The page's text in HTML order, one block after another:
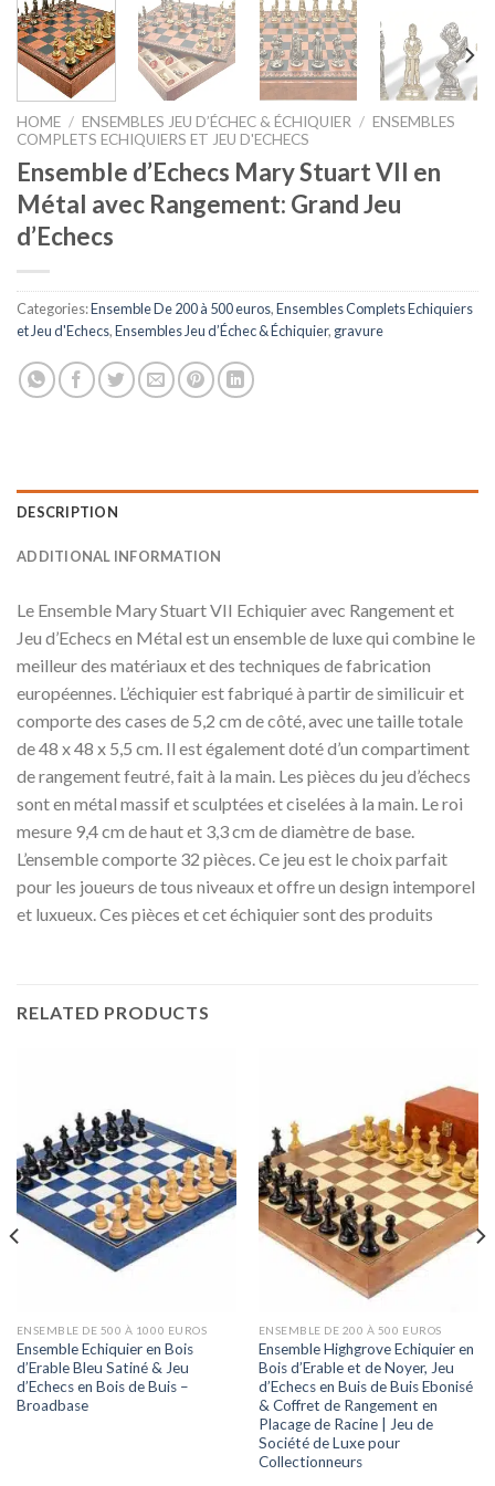
HOME / ENSEMBLES JEU D’ÉCHEC & ÉCHIQUIER / ENSEMBLES
COMPLETS ECHIQUIERS ET JEU D'ECHECS
Ensemble d’Echecs Mary Stuart VII en
Métal avec Rangement: Grand Jeu
d’Echecs
Categories:Ensemble De 200 à 500 euros,Ensembles Complets Echiquiers
et Jeu d'Echecs,Ensembles Jeu d’Échec & Échiquier, gravure
DESCRIPTION
ADDITIONAL INFORMATION
Le Ensemble Mary Stuart VII Echiquier avec Rangement et
Jeu d’Echecs en Métal est un ensemble de luxe qui combine le
meilleur des matériaux et des techniques de fabrication
européennes. L’échiquier est fabriqué à partir de similicuir et
comporte des cases de 5,2 cm de côté, avec une taille totale
de 48 x 48 x 5,5 cm. Il est également doté d’un compartiment
de rangement feutré, fait à la main. Les pièces du jeu d’échecs
sont en métal massif et sculptées et ciselées à la main. Le roi
mesure 9,4 cm de haut et 3,3 cm de diamètre de base.
L’ensemble comporte 32 pièces. Ce jeu est le choix parfait
pour les joueurs de tous niveaux et offre un design intemporel
et luxueux. Ces pièces et cet échiquier sont des produits
RELATED PRODUCTS
ENSEMBLE DE 500 À 1000 EUROS
Ensemble Echiquier en Bois
d’Erable Bleu Satiné & Jeu
d’Echecs en Bois de Buis –
Broadbase
ENSEMBLE DE 200 À 500 EUROS
Ensemble Highgrove Echiquier en
Bois d’Erable et de Noyer, Jeu
d’Echecs en Buis de Buis Ebonisé
& Coffret de Rangement en
Placage de Racine | Jeu de
Société de Luxe pour
Collectionneurs